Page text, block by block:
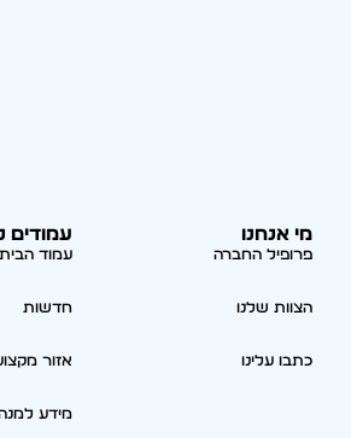
מי אנחנו
פרופיל החברה
הצוות שלנו
כתבו עלינו
עמודים
עמוד הבית
חדשות
אזור
מידע